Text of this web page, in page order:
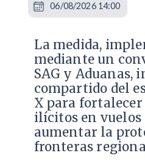
La medida,
mediante un
SAG y Aduanas,
compartido del
X para
ilícitos en
aumentar la
fronteras
06/08/2026 14:00